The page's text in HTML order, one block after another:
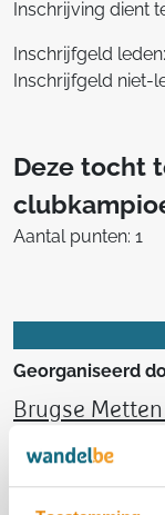
Inschrijving dient
Inschrijfgeld
Inschrijfgeld niet-
Deze tocht
Aantal punten: 1
Georganiseerd
Brugse
5429
http://